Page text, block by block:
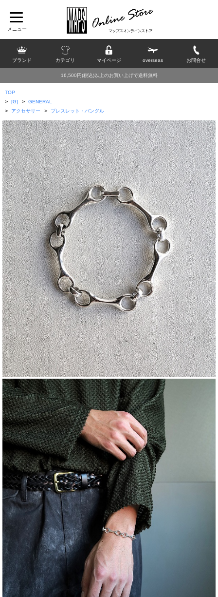
ブランド カテゴリ マイページ overseas お問合せ
16,500円(税込)以上のお買い上げで送料無料
TOP
> [G] > GENERAL
> アクセサリー > ブレスレット・バングル